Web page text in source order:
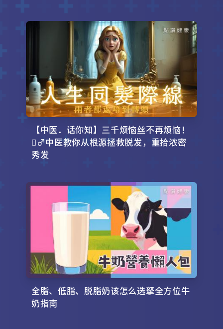
【中医．话你知】三千烦恼丝不再烦恼！
‍♂️中医教你从根源拯救脱发，重拾浓密
秀发
全脂、低脂、脱脂奶该怎么选拏全方位牛
奶指南